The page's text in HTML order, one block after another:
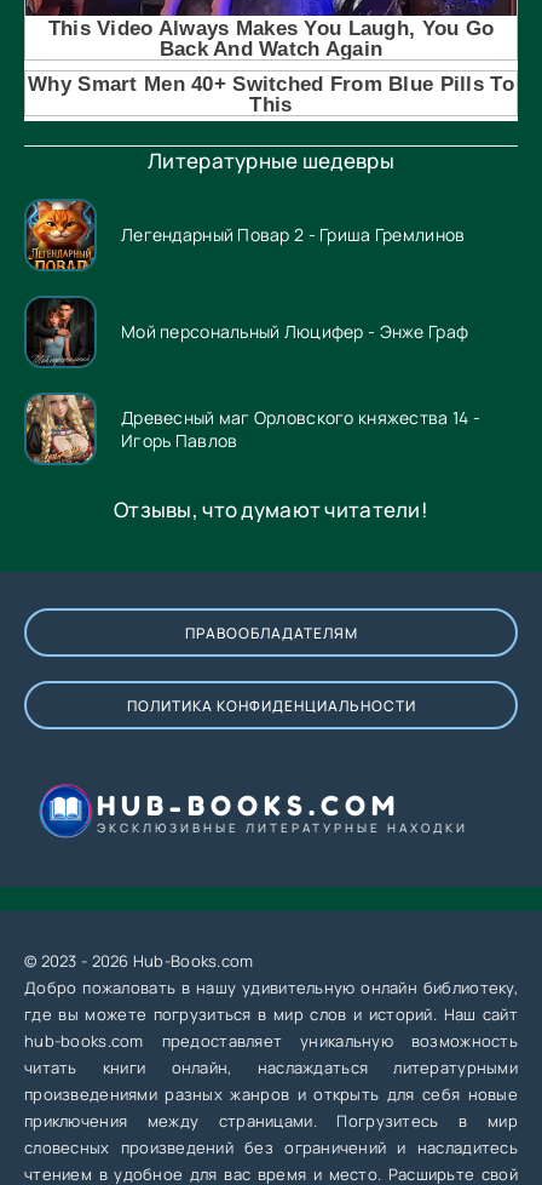
Литературные шедевры
Легендарный Повар 2 - Гриша Гремлинов
Мой персональный Люцифер - Энже Граф
Древесный маг Орловского княжества 14 -
Игорь Павлов
Отзывы, что думают читатели!
ПРАВООБЛАДАТЕЛЯМ
ПОЛИТИКА КОНФИДЕНЦИАЛЬНОСТИ
HUB-BOOKS.COM
ЭКСКЛЮЗИВНЫЕ ЛИТЕРАТУРНЫЕ НАХОДКИ
© 2023 - 2026 Hub-Books.com
Добро пожаловать в нашу удивительную онлайн библиотеку,
где вы можете погрузиться в мир слов и историй. Наш сайт
hub-books.com предоставляет уникальную возможность
читать книги онлайн, наслаждаться литературными
произведениями разных жанров и открыть для себя новые
приключения между страницами. Погрузитесь в мир
словесных произведений без ограничений и насладитесь
чтением в удобное для вас время и место. Расширьте свой